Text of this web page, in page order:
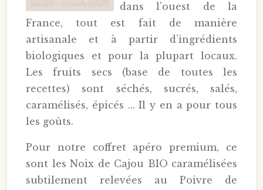
dans l'ouest de la
France, tout est fait de manière
artisanale et à partir d’ingrédients
biologiques et pour la plupart locaux.
Les fruits secs (base de toutes les
recettes) sont séchés, sucrés, salés,
caramélisés, épicés … Il y en a pour tous
les goûts.
Pour notre coffret apéro premium, ce
sont les Noix de Cajou BIO caramélisées
subtilement relevées au Poivre de